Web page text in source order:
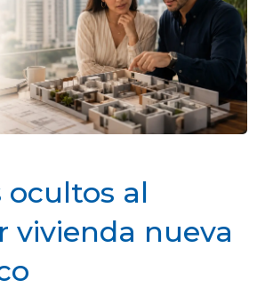
ocultos al
vivienda nueva